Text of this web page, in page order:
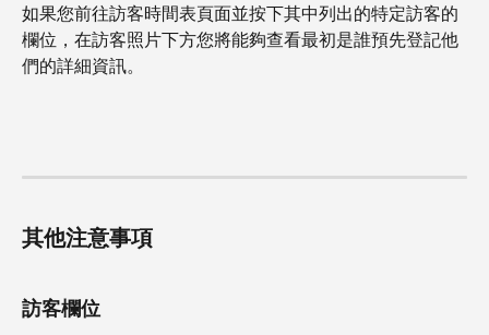
如果您前往訪客時間表頁面並按下其中列出的特定訪客的
欄位，在訪客照片下方您將能夠查看最初是誰預先登記他
們的詳細資訊。
其他注意事項
訪客欄位